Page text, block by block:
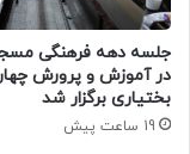
جلسه دهه فرهنگی
در آموزش و پرورش
بختیاری برگزار شد
19 ساعت پیش